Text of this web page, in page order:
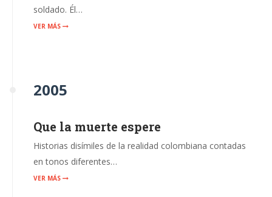
soldado. Él…
VER MÁS
2005
Que la muerte espere
Historias disímiles de la realidad colombiana contadas
en tonos diferentes…
VER MÁS